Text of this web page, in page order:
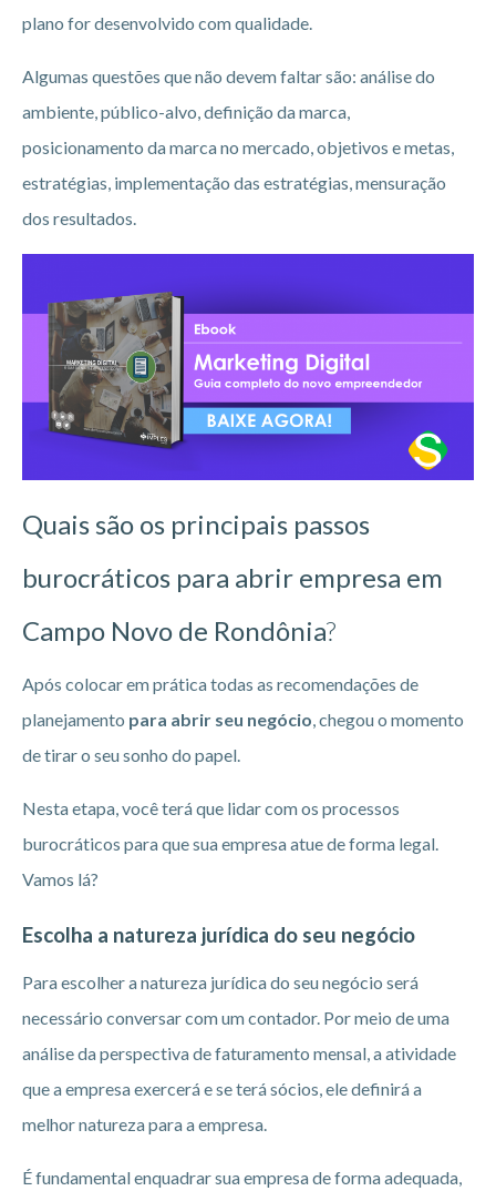
plano for desenvolvido com qualidade.
Algumas questões que não devem faltar são: análise do
ambiente, público-alvo, definição da marca,
posicionamento da marca no mercado, objetivos e metas,
estratégias, implementação das estratégias, mensuração
dos resultados.
Quais são os principais passos
burocráticos para abrir empresa em
Campo Novo de Rondônia?
Após colocar em prática todas as recomendações de
planejamento para abrir seu negócio , chegou o momento
de tirar o seu sonho do papel.
Nesta etapa, você terá que lidar com os processos
burocráticos para que sua empresa atue de forma legal.
Vamos lá?
Escolha a natureza jurídica do seu negócio
Para escolher a natureza jurídica do seu negócio será
necessário conversar com um contador. Por meio de uma
análise da perspectiva de faturamento mensal, a atividade
que a empresa exercerá e se terá sócios, ele definirá a
melhor natureza para a empresa.
É fundamental enquadrar sua empresa de forma adequada,